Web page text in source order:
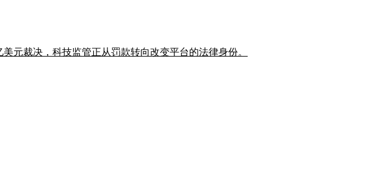
元裁决，科技监管正从罚款转向改变平台的法律身份。